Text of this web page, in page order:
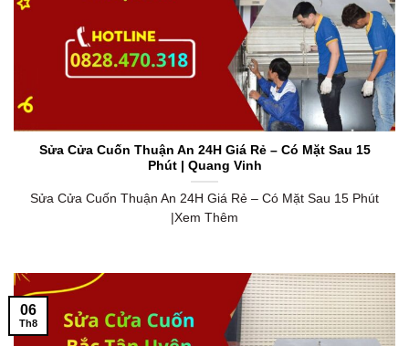
Sửa Cửa Cuốn Thuận An 24H Giá Rẻ – Có Mặt Sau 15
Phút | Quang Vinh
Sửa Cửa Cuốn Thuận An 24H Giá Rẻ – Có Mặt Sau 15 Phút
|Xem Thêm
06
Th8